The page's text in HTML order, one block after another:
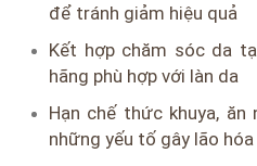
để tránh giảm hiệu quả
Kết hợp chăm sóc da
hãng phù hợp với làn da
Hạn chế thức khuya,
những yếu tố gây lão hóa